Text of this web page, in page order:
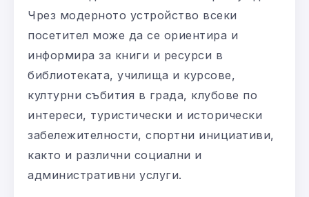
Чрез модерното устройство всеки
посетител може да се ориентира и
информира за книги и ресурси в
библиотеката, училища и курсове,
културни събития в града, клубове по
интереси, туристически и исторически
забележителности, спортни инициативи,
както и различни социални и
административни услуги.